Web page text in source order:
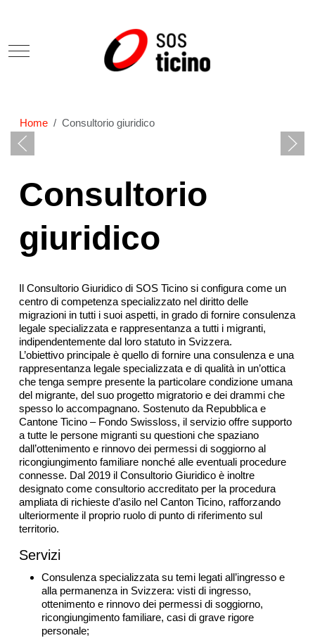
Mobile Menu Toggle
Home Consultorio giuridico
Consultorio
giuridico
Il Consultorio Giuridico di SOS Ticino si configura come un
centro di competenza specializzato nel diritto delle
migrazioni in tutti i suoi aspetti, in grado di fornire consulenza
legale specializzata e rappresentanza a tutti i migranti,
indipendentemente dal loro statuto in Svizzera.
L’obiettivo principale è quello di fornire una consulenza e una
rappresentanza legale specializzata e di qualità in un’ottica
che tenga sempre presente la particolare condizione umana
del migrante, del suo progetto migratorio e dei drammi che
spesso lo accompagnano. Sostenuto da Repubblica e
Cantone Ticino – Fondo Swissloss, il servizio offre supporto
a tutte le persone migranti su questioni che spaziano
dall’ottenimento e rinnovo dei permessi di soggiorno al
ricongiungimento familiare nonché alle eventuali procedure
connesse. Dal 2019 il Consultorio Giuridico è inoltre
designato come consultorio accreditato per la procedura
ampliata di richieste d’asilo nel Canton Ticino, rafforzando
ulteriormente il proprio ruolo di punto di riferimento sul
territorio.
Servizi
Consulenza specializzata su temi legati all’ingresso e
alla permanenza in Svizzera: visti di ingresso,
ottenimento e rinnovo dei permessi di soggiorno,
ricongiungimento familiare, casi di grave rigore
personale;